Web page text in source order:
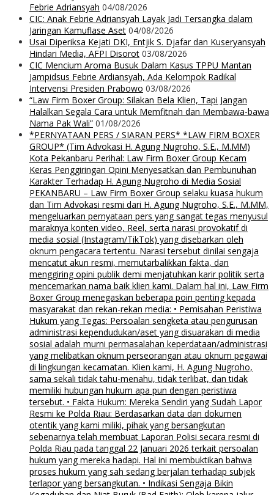
Febrie Adriansyah 04/08/2026
CIC: Anak Febrie Adriansyah Layak Jadi Tersangka dalam
Jaringan Kamuflase Aset 04/08/2026
Usai Diperiksa Kejati DKI, Entjik S. Djafar dan Kuseryansyah
Hindari Media, AFPI Disorot 03/08/2026
CIC Mencium Aroma Busuk Dalam Kasus TPPU Mantan
Jampidsus Febrie Ardiansyah, Ada Kelompok Radikal
Intervensi Presiden Prabowo 03/08/2026
“Law Firm Boxer Group: Silakan Bela Klien, Tapi Jangan
Halalkan Segala Cara untuk Memfitnah dan Membawa-bawa
Nama Pak Wali” 01/08/2026
*PERNYATAAN PERS / SIARAN PERS* *LAW FIRM BOXER
GROUP* (Tim Advokasi H. Agung Nugroho, S.E., M.MM)
Kota Pekanbaru Perihal: Law Firm Boxer Group Kecam
Keras Penggiringan Opini Menyesatkan dan Pembunuhan
Karakter Terhadap H. Agung Nugroho di Media Sosial
PEKANBARU – Law Firm Boxer Group selaku kuasa hukum
dan Tim Advokasi resmi dari H. Agung Nugroho, S.E., M.MM,
mengeluarkan pernyataan pers yang sangat tegas menyusul
maraknya konten video, Reel, serta narasi provokatif di
media sosial (Instagram/TikTok) yang disebarkan oleh
oknum pengacara tertentu. Narasi tersebut dinilai sengaja
mencatut akun resmi, memutarbalikkan fakta, dan
menggiring opini publik demi menjatuhkan karir politik serta
mencemarkan nama baik klien kami. Dalam hal ini, Law Firm
Boxer Group menegaskan beberapa poin penting kepada
masyarakat dan rekan-rekan media: • Pemisahan Peristiwa
Hukum yang Tegas: Persoalan sengketa atau pengurusan
administrasi kependudukan/aset yang disuarakan di media
sosial adalah murni permasalahan keperdataan/administrasi
yang melibatkan oknum perseorangan atau oknum pegawai
di lingkungan kecamatan. Klien kami, H. Agung Nugroho,
sama sekali tidak tahu-menahu, tidak terlibat, dan tidak
memiliki hubungan hukum apa pun dengan peristiwa
tersebut. • Fakta Hukum: Mereka Sendiri yang Sudah Lapor
Resmi ke Polda Riau: Berdasarkan data dan dokumen
otentik yang kami miliki, pihak yang bersangkutan
sebenarnya telah membuat Laporan Polisi secara resmi di
Polda Riau pada tanggal 22 Januari 2026 terkait persoalan
hukum yang mereka hadapi. Hal ini membuktikan bahwa
proses hukum yang sah sedang berjalan terhadap subjek
terlapor yang bersangkutan. • Indikasi Sengaja Bikin